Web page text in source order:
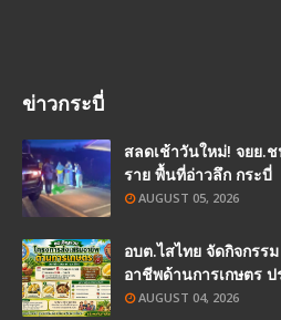
ข่าวกระบี่
สลดเช้าวันใหม่! จยย.
ราย พื้นที่อ่าวลึก กระบี่
AUGUST 05, 2026
อบต.ไสไทย จัดกิจกรร
อาชีพด้านการเกษตร ป
AUGUST 04, 2026